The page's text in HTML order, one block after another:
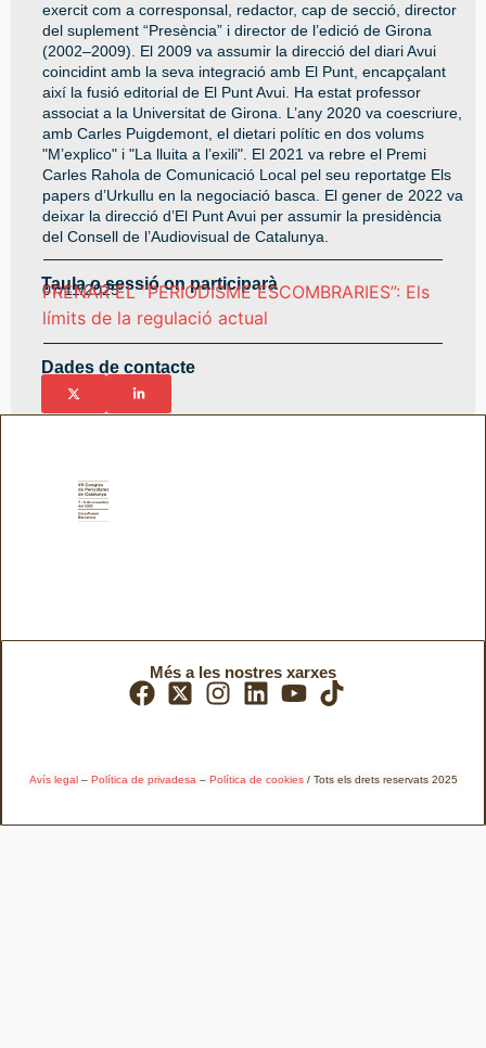
exercit com a corresponsal, redactor, cap de secció, director
del suplement “Presència” i director de l’edició de Girona
(2002–2009). El 2009 va assumir la direcció del diari Avui
coincidint amb la seva integració amb El Punt, encapçalant
així la fusió editorial de El Punt Avui. Ha estat professor
associat a la Universitat de Girona. L’any 2020 va coescriure,
amb Carles Puigdemont, el dietari polític en dos volums
"M’explico" i "La lluita a l’exili". El 2021 va rebre el Premi
Carles Rahola de Comunicació Local pel seu reportatge Els
papers d’Urkullu en la negociació basca. El gener de 2022 va
deixar la direcció d’El Punt Avui per assumir la presidència
del Consell de l’Audiovisual de Catalunya.
Taula o sessió on participarà
07/11/2025
FRENAR EL “PERIODISME ESCOMBRARIES”: Els
límits de la regulació actual
Dades de contacte
Avís legal– Política de privadesa – Política de cookies/ Tots els drets reservats 2025
Més a les nostres xarxes